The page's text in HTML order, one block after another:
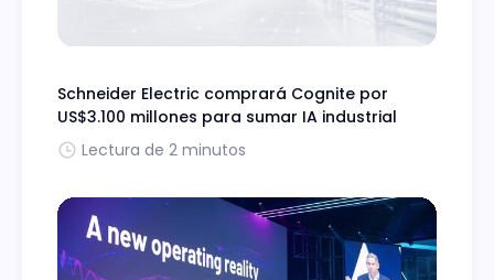
Schneider Electric comprará Cognite por
US$3.100 millones para sumar IA industrial
Lectura de 2 minutos